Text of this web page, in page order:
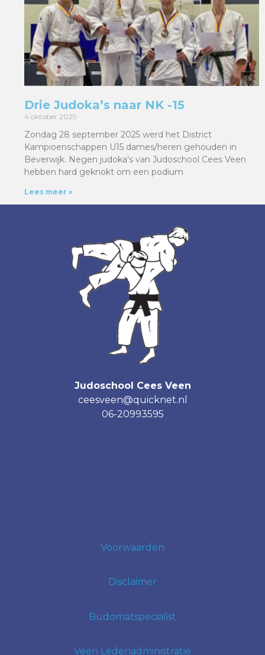
Drie Judoka’s naar NK -15
4 oktober 2025
Zondag 28 september 2025 werd het District
Kampioenschappen U15 dames/heren gehouden in
Beverwijk. Negen judoka’s van Judoschool Cees Veen
hebben hard geknokt om een podium
Lees meer »
Judoschool Cees Veen
ceesveen@quicknet.nl
06-20993595
Voorwaarden
Disclaimer
Budomatspecialist
Veen Ledenadministratie